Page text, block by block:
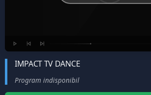
IMPACT TV DANCE
Program indisponibil